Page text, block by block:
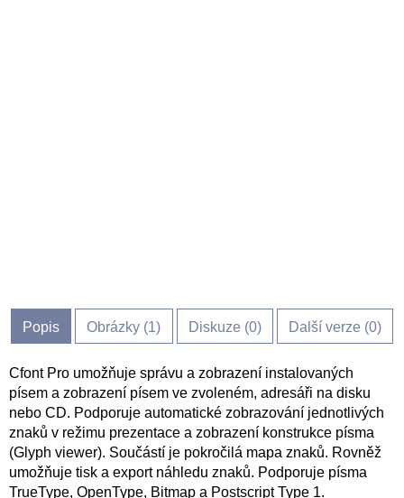
Popis Obrázky (1) Diskuze (0) Další verze (0)
Cfont Pro umožňuje správu a zobrazení instalovaných
písem a zobrazení písem ve zvoleném, adresáři na disku
nebo CD. Podporuje automatické zobrazování jednotlivých
znaků v režimu prezentace a zobrazení konstrukce písma
(Glyph viewer). Součástí je pokročilá mapa znaků. Rovněž
umožňuje tisk a export náhledu znaků. Podporuje písma
TrueType, OpenType, Bitmap a Postscript Type 1.